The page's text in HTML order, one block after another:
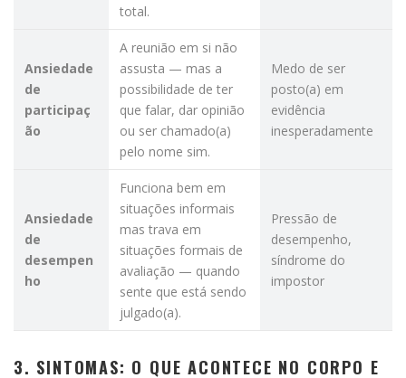
total.
Ansiedade
de
participaç
ão
A reunião em si não
assusta — mas a
possibilidade de ter
que falar, dar opinião
ou ser chamado(a)
pelo nome sim.
Medo de ser
posto(a) em
evidência
inesperadamente
Ansiedade
de
desempen
ho
Funciona bem em
situações informais
mas trava em
situações formais de
avaliação — quando
sente que está sendo
julgado(a).
Pressão de
desempenho,
síndrome do
impostor
3. SINTOMAS: O QUE ACONTECE NO CORPO E